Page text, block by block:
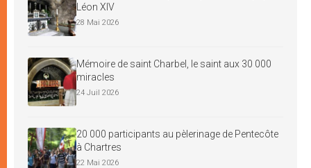
Léon XIV
28 Mai 2026
Mémoire de saint Charbel, le saint aux 30 000
miracles
24 Juil 2026
20 000 participants au pèlerinage de Pentecôte
à Chartres
22 Mai 2026